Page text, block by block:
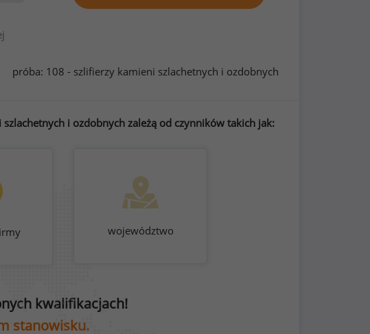
próba: 108 - szlifierzy kamieni szlachetnych i ozdobnych
i ozdobnych zależą od czynników takich jak:
województwo
kwalifikacjach!
stanowisku.